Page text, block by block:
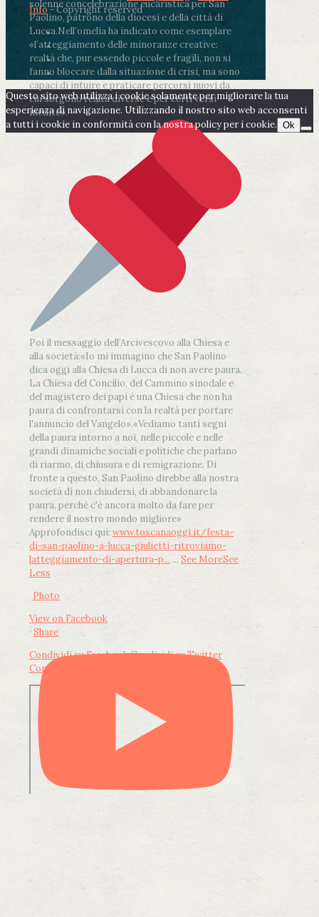
solenne concelebrazione eucaristica per San
Paolino, patrono della diocesi e della città di
Lucca.Nell’omelia ha indicato come esemplare
«l’atteggiamento delle minoranze creative:
realtà che, pur essendo piccole e fragili, non si
fanno bloccare dalla situazione di crisi, ma sono
capaci di intuire e praticare percorsi nuovi da
cui sorgono realtà diverse e per certi versi
inedite».
Poi il messaggio dell’Arcivescovo alla Chiesa e
alla società:«Io mi immagino che San Paolino
dica oggi alla Chiesa di Lucca di non avere paura.
La Chiesa del Concilio, del Cammino sinodale e
del magistero dei papi è una Chiesa che non ha
paura di confrontarsi con la realtà per portare
l'annuncio del Vangelo».«Vediamo tanti segni
della paura intorno a noi, nelle piccole e nelle
grandi dinamiche sociali e politiche che parlano
di riarmo, di chiusura e di remigrazione. Di
fronte a questo, San Paolino direbbe alla nostra
società di non chiudersi, di abbandonare la
paura, perché c'è ancora molto da fare per
rendere il nostro mondo migliore»
Approfondisci qui: www.toscanaoggi.it/festa-
di-san-paolino-a-lucca-giulietti-ritroviamo-
latteggiamento-di-apertura-p... ... See MoreSee
Less
Photo
View on Facebook
· Share
Condividi su FacebookCondividi su Twitter
Condividi su LinkedIn
Info- Copyright reserved
Questo sito web utilizza i cookie solamente per migliorare la tua
esperienza di navigazione. Utilizzando il nostro sito web acconsenti
a tutti i cookie in conformità con la nostra policy per i cookie. Ok